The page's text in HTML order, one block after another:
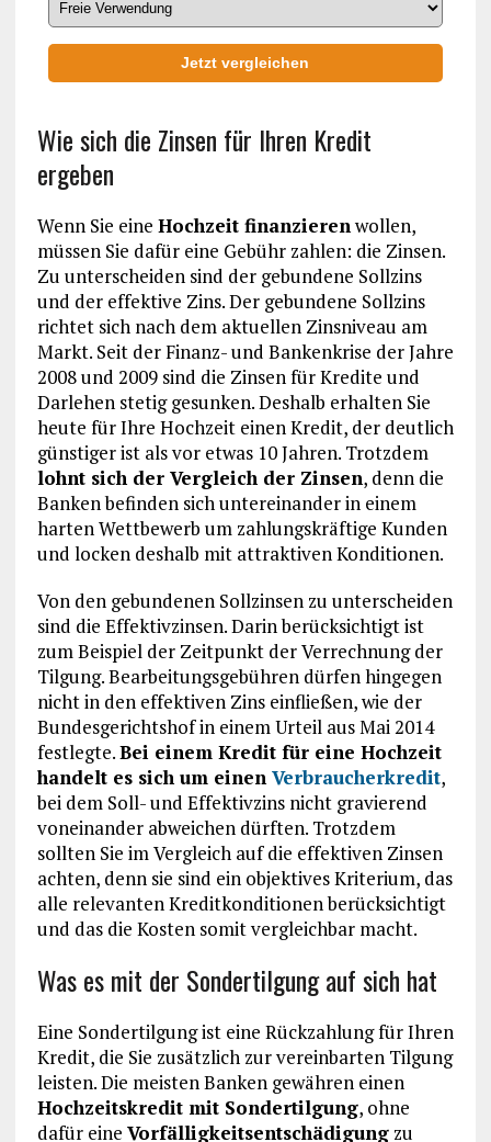
Jetzt vergleichen
Wie sich die Zinsen für Ihren Kredit
ergeben
Wenn Sie eine Hochzeit finanzierenwollen,
müssen Sie dafür eine Gebühr zahlen: die Zinsen.
Zu unterscheiden sind der gebundene Sollzins
und der effektive Zins. Der gebundene Sollzins
richtet sich nach dem aktuellen Zinsniveau am
Markt. Seit der Finanz- und Bankenkrise der Jahre
2008 und 2009 sind die Zinsen für Kredite und
Darlehen stetig gesunken. Deshalb erhalten Sie
heute für Ihre Hochzeit einen Kredit, der deutlich
günstiger ist als vor etwas 10 Jahren. Trotzdem
lohnt sich der Vergleich der Zinsen, denn die
Banken befinden sich untereinander in einem
harten Wettbewerb um zahlungskräftige Kunden
und locken deshalb mit attraktiven Konditionen.
Von den gebundenen Sollzinsen zu unterscheiden
sind die Effektivzinsen. Darin berücksichtigt ist
zum Beispiel der Zeitpunkt der Verrechnung der
Tilgung. Bearbeitungsgebühren dürfen hingegen
nicht in den effektiven Zins einfließen, wie der
Bundesgerichtshof in einem Urteil aus Mai 2014
festlegte.Bei einem Kredit für eine Hochzeit
handelt es sich um einen Verbraucherkredit,
bei dem Soll- und Effektivzins nicht gravierend
voneinander abweichen dürften. Trotzdem
sollten Sie im Vergleich auf die effektiven Zinsen
achten, denn sie sind ein objektives Kriterium, das
alle relevanten Kreditkonditionen berücksichtigt
und das die Kosten somit vergleichbar macht.
Was es mit der Sondertilgung auf sich hat
Eine Sondertilgung ist eine Rückzahlung für Ihren
Kredit, die Sie zusätzlich zur vereinbarten Tilgung
leisten. Die meisten Banken gewähren einen
Hochzeitskredit mit Sondertilgung, ohne
dafür eine Vorfälligkeitsentschädigungzu